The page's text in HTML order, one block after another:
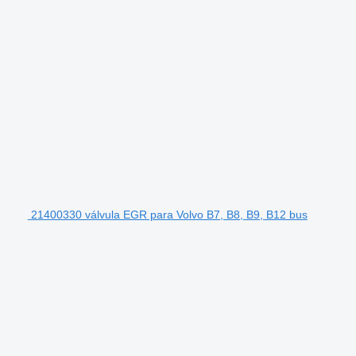
21400330 válvula EGR para Volvo B7, B8, B9, B12 bus